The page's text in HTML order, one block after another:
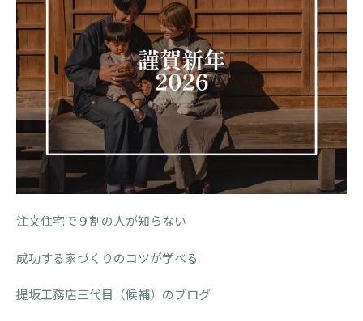
注文住宅で９割の人が知らない
成功する家づくりのコツが学べる
提坂工務店三代目（候補）のブログ